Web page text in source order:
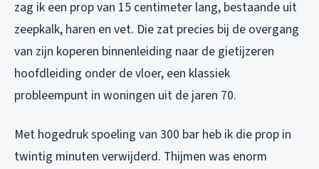
zag ik een prop van 15 centimeter lang, bestaande uit
zeepkalk, haren en vet. Die zat precies bij de overgang
van zijn koperen binnenleiding naar de gietijzeren
hoofdleiding onder de vloer, een klassiek
probleempunt in woningen uit de jaren 70.
Met hogedruk spoeling van 300 bar heb ik die prop in
twintig minuten verwijderd. Thijmen was enorm